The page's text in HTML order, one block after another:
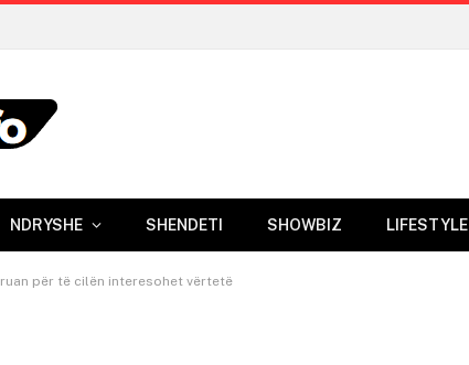
NDRYSHE SHENDETI SHOWBIZ LIFESTYLE
për të cilën interesohet vërtetë